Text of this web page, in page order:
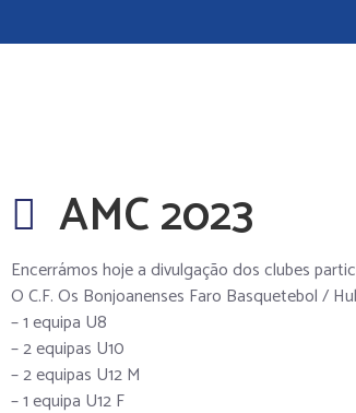
AMC 2023
Encerrámos hoje a divulgação dos clubes
O C.F. Os Bonjoanenses Faro Basquetebol /
– 1 equipa U8
– 2 equipas U10
– 2 equipas U12 M
– 1 equipa U12 F